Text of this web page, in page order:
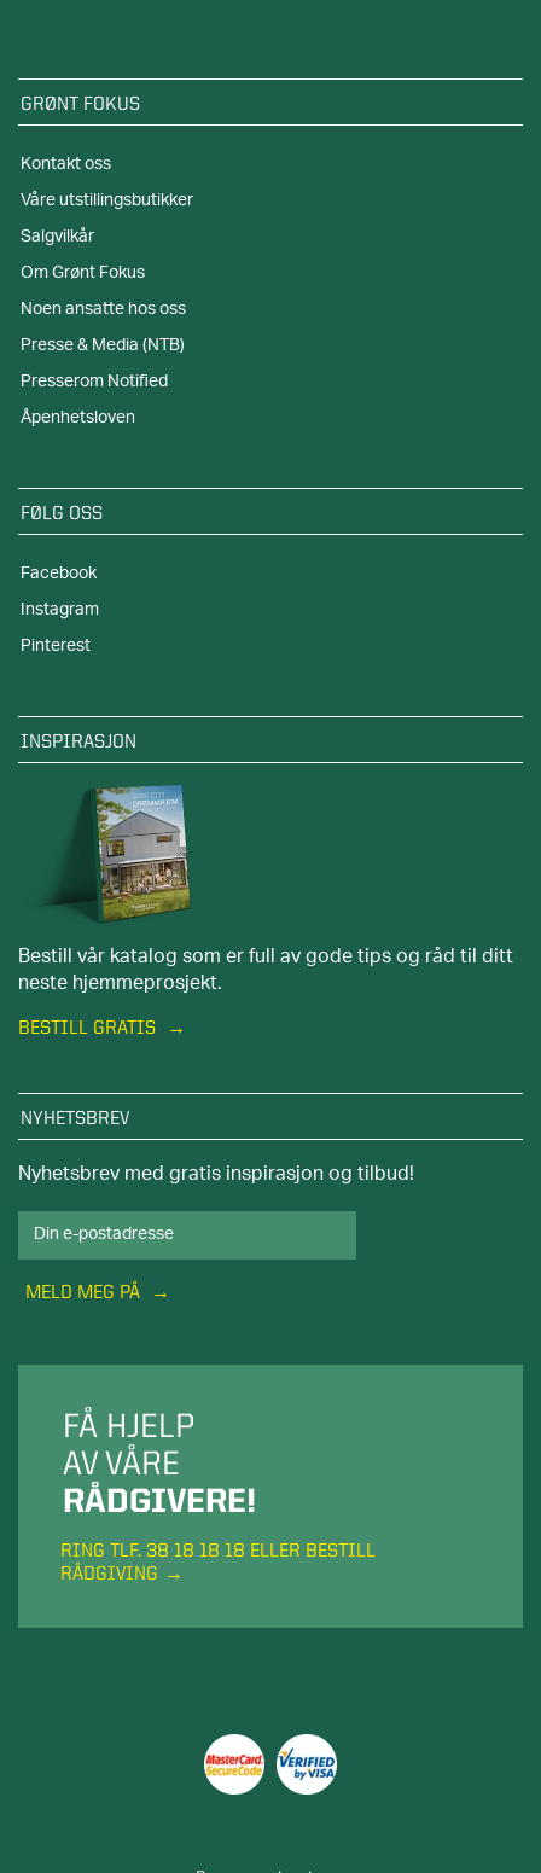
GRØNT FOKUS
Kontakt oss
Våre utstillingsbutikker
Salgvilkår
Om Grønt Fokus
Noen ansatte hos oss
Presse & Media (NTB)
Presserom Notified
Åpenhetsloven
FØLG OSS
Facebook
Instagram
Pinterest
INSPIRASJON
Bestill vår katalog som er full av gode tips og råd til ditt
neste hjemmeprosjekt.
BESTILL GRATIS
NYHETSBREV
Nyhetsbrev med gratis inspirasjon og tilbud!
MELD MEG PÅ
FÅ HJELP
AV VÅRE
RÅDGIVERE!
RING TLF. 38 18 18 18 ELLER BESTILL
RÅDGIVING